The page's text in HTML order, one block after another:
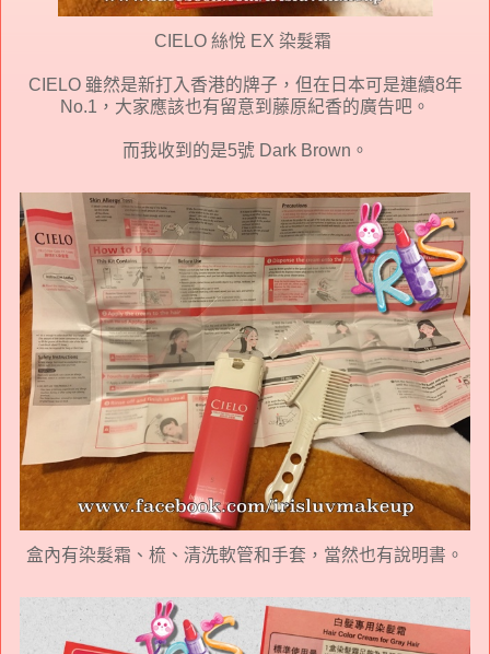
CIELO 絲悅 EX 染髮霜
CIELO 雖然是新打入香港的牌子，但在日本可是連續8年
No.1，大家應該也有留意到藤原紀香的廣告吧。
而我收到的是5號 Dark Brown。
盒內有染髮霜、梳、清洗軟管和手套，當然也有說明書。